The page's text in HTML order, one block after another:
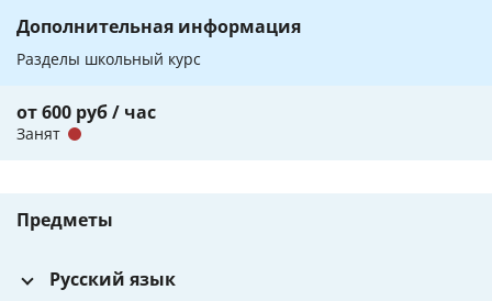
Дополнительная информация
Разделы школьный курс
от 600 руб / час
Занят
Предметы
Русский язык